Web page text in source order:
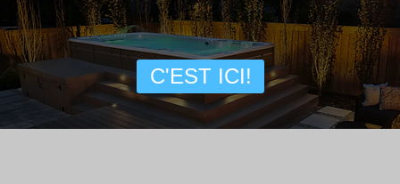
C'EST ICI!